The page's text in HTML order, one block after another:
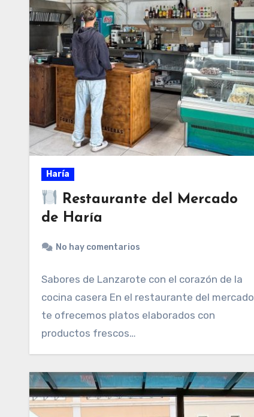
Haría
Restaurante del Mercado
de Haría
No hay comentarios
Sabores de Lanzarote con el corazón de la
cocina casera En el restaurante del mercado
te ofrecemos platos elaborados con
productos frescos…